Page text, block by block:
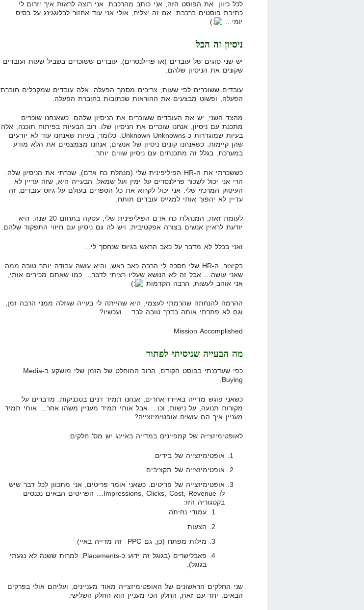
לכל כיוון. את הפוסט הזה, אני כותב מהרכבת. אני רוצה לראות איך יזרום לי
כתיבת פוסטים ברכבת. אם זה יצליח, אולי אני עוד אחזור לבלוגגינג על בסיס
יומי…
ניסיון זה הכל
יש שני סוגים של עובדים (או פרילנסרים). עובדים ששוכרים בשביל שעות ועובדים
שקונים את הניסיון שלהם.
עובדים ששוכרים לפי שעות, צריכים מסמך הפעלה. אלה עובדים שמקבלים חוברת
הפעלה, ופשוט מבצעים את ההוראות שכתובות בחוברת הפעלה.
מהצד השני, יש את העובדים ששוכרים את הניסיון שלהם. כשאנחנו שוכרים
מתכנת עם ניסיון, אנחנו שוכרים את הניסיון שלו. רוב הבעיות בפיתוח תוכנה, אלה
בעיות שמוגדרות כ-Unknown Unknowns. כלומר, בעיות שאנחנו עוד לא יודעים
שהן קיימות. כשאנחנו קונים ניסיון של אנשים, אנחנו מצמצמים את הלא מודע
במערכת. בגלל זה מתכנתים עם ניסיון שווים יותר.
כששכרתי את ה-HR הפיליפינית שלי (מנהלת כח אדם), שכרתי את הניסיון שלה.
הרי אני יכול לשכור פרילנסרים על ימין ועל שמאל. הבעייה היא, שזה עדיין לא
העיסוק המרכזי שלי. אני יכול לקרוא את כל הספרים בעולם על גיוס עובדים, זה
עדיין לא יהפוך אותי למגייס עובדים תותח.
לעומת זאת, המנהלת כח אדם הפיליפינית שלי, עסקה בתחום 20 שנה. היא
יודעת לראיין אנשים בצורה אפקטיבית, ויש לה גם ניסיון עם חיזוי התפקוד שלהם.
ואני בכלל לא מדבר על כאב הראש בגיוס שנחסך לי…
בקיצור, ה-HR שלי חסכה לי הרבה כאב ראש, והיא עושה עבודה יותר טובה ממה
שאני עושה… אבל זה לא הנושא שעליו רציתי לדבר… כמו שאתם מכירים אותי,
אני אוהב לעשות, הרבה הקדמות
ההרמה להנחתה שהרמתי לעצמי, היא שהייתה לי בעייה שגזלה ממני הרבה זמן,
וגם לא פתרתי אותה בדרך טובה לבד… ועכשיו?
Mission Accomplished
מה הבעייה שניסיתי לפתור
כפי שעדכנתי בפוסט הקודם, הרוב המוחלט של הזמן שלי מושקע ב-Media
Buying.
כשאני פוגש מדייה באיירז אחרים, אנחנו תמיד דנים בטכניקות. מדברים על
מקורות תנועה, על נישות, וכו… אבל אותי תמיד מעניין משהו אחר… אותי תמיד
מעניין איך הם עושים אופטימיזצייה?
לאופטימיזצייה של קמפיינים במדייה באיינג יש מס' חלקים:
אופטימיזצייה של בידים.
אופטימיזצייה של תקציבים.
אופטימיזצייה של פריטים. כשאני אומר פריטים, אני מתכוון לכל דבר שיש
לו Impressions, Clicks, Cost, Revenue… הפריטים הבאים נכנסים
בקטגוריה הזו:
עמודי נחיתה
הצעות
מילות מפתח (כן, גם PPC זה מדייה באיי)
פאבלישרים (בגוגל זה ידוע כ-Placements, למרות ששנה לא נגעתי
בגוגל).
שני החלקים הראשונים של האופטימיזצייה מאוד מעניינים, ועליהם אולי בפרקים
הבאים. יחד עם זאת, החלק הכי מעניין הוא החלק השלישי.